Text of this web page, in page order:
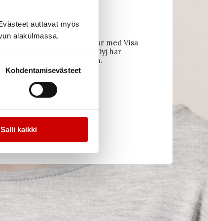
auttavat myös
alakulmassa.
Kohdentamisevästeet
Salli kaikki
kreditinstitut. Betalningar med Visa
till köpmannen. Paytrail Oyj har
i kontakt med nätbutiken.